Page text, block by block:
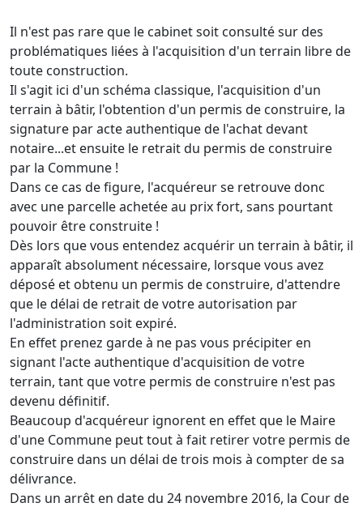
Il n'est pas rare que le cabinet soit consulté sur des
problématiques liées à l'acquisition d'un terrain libre de
toute construction.
Il s'agit ici d'un schéma classique, l'acquisition d'un
terrain à bâtir, l'obtention d'un permis de construire, la
signature par acte authentique de l'achat devant
notaire...et ensuite le retrait du permis de construire
par la Commune !
Dans ce cas de figure, l'acquéreur se retrouve donc
avec une parcelle achetée au prix fort, sans pourtant
pouvoir être construite !
Dès lors que vous entendez acquérir un terrain à bâtir, il
apparaît absolument nécessaire, lorsque vous avez
déposé et obtenu un permis de construire, d'attendre
que le délai de retrait de votre autorisation par
l'administration soit expiré.
En effet prenez garde à ne pas vous précipiter en
signant l'acte authentique d'acquisition de votre
terrain, tant que votre permis de construire n'est pas
devenu définitif.
Beaucoup d'acquéreur ignorent en effet que le Maire
d'une Commune peut tout à fait retirer votre permis de
construire dans un délai de trois mois à compter de sa
délivrance.
Dans un arrêt en date du 24 novembre 2016, la Cour de